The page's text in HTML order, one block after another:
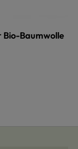
Bio-Baumwolle